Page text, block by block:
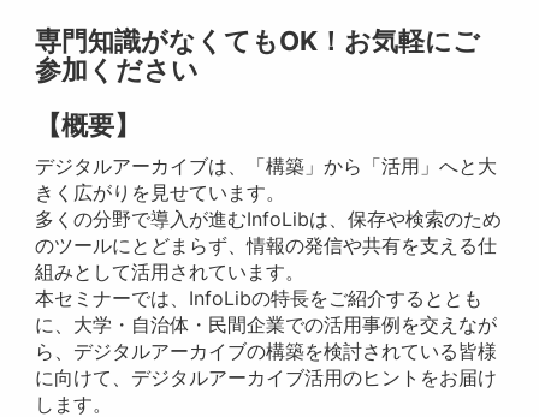
専門知識がなくてもOK！お気軽にご
参加ください
【概要】
デジタルアーカイブは、「構築」から「活用」へと大
きく広がりを見せています。
多くの分野で導入が進むInfoLibは、保存や検索のため
のツールにとどまらず、情報の発信や共有を支える仕
組みとして活用されています。
本セミナーでは、InfoLibの特長をご紹介するととも
に、大学・自治体・民間企業での活用事例を交えなが
ら、デジタルアーカイブの構築を検討されている皆様
に向けて、デジタルアーカイブ活用のヒントをお届け
します。